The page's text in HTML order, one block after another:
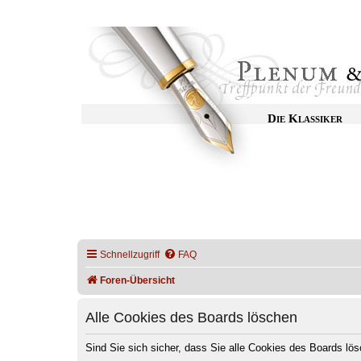
Die Klassiker
Schnellzugriff FAQ
Foren-Übersicht
Alle Cookies des Boards löschen
Sind Sie sich sicher, dass Sie alle Cookies des Boards